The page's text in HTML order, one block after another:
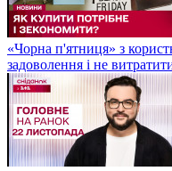
«Чорна п'ятниця» з
задоволення і не